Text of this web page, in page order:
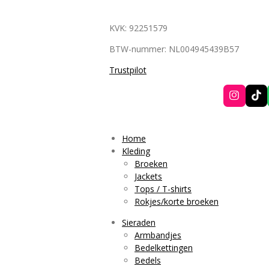
KVK: 92251579
BTW-nummer: NL004945439B57
Trustpilot
I
n
T
i
Home
Kleding
Broeken
Jackets
Tops / T-shirts
Rokjes/korte broeken
Sieraden
Armbandjes
Bedelkettingen
Bedels